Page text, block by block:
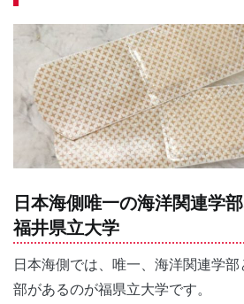
日本海側唯一の海洋関連学
福井県立大学
日本海側では、唯一、海洋関連学
部があるのが福県立大学です。